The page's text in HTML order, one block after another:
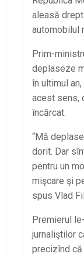
aleasă
automobilul
Prim-
deplaseze
în ultimul
acest sens,
încărcat.
“Mă
dorit. Dar
pentru un
mişcare şi
spus Vlad
Premierul
jurnaliştilor
precizînd